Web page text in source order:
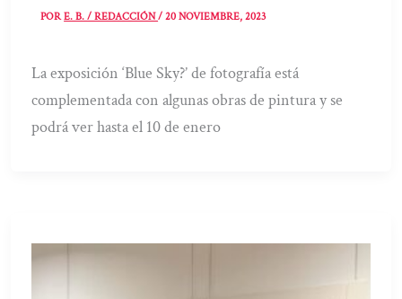
PORE. B. / REDACCIÓN/20 NOVIEMBRE, 2023
La exposición ‘Blue Sky?’ de fotografía está
complementada con algunas obras de pintura y se
podrá ver hasta el 10 de enero